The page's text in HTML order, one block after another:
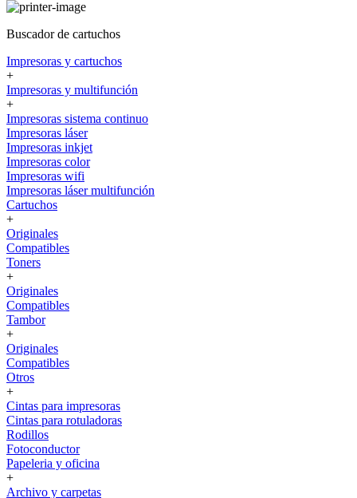
Buscador de cartuchos
Impresoras y cartuchos
+
Impresoras y multifunción
+
Impresoras sistema continuo
Impresoras láser
Impresoras inkjet
Impresoras color
Impresoras wifi
Impresoras láser multifunción
Cartuchos
+
Originales
Compatibles
Toners
+
Originales
Compatibles
Tambor
+
Originales
Compatibles
Otros
+
Cintas para impresoras
Cintas para rotuladoras
Rodillos
Fotoconductor
Papeleria y oficina
+
Archivo y carpetas